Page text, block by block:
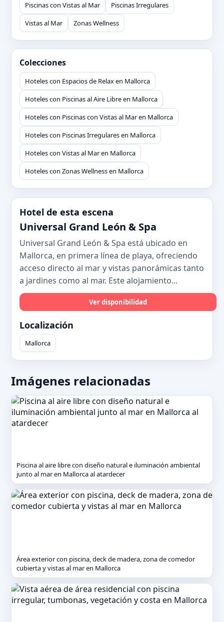
Piscinas con Vistas al Mar
Piscinas Irregulares
Vistas al Mar
Zonas Wellness
Colecciones
Hoteles con Espacios de Relax en Mallorca
Hoteles con Piscinas al Aire Libre en Mallorca
Hoteles con Piscinas con Vistas al Mar en Mallorca
Hoteles con Piscinas Irregulares en Mallorca
Hoteles con Vistas al Mar en Mallorca
Hoteles con Zonas Wellness en Mallorca
Hotel de esta escena
Universal Grand León & Spa
Universal Grand León & Spa está ubicado en
Mallorca, en primera línea de playa, ofreciendo
acceso directo al mar y vistas panorámicas tanto
a jardines como al mar. Este alojamiento...
Ver disponibilidad
Localización
Mallorca
Imágenes relacionadas
Piscina al aire libre con diseño natural e iluminación ambiental
junto al mar en Mallorca al atardecer
Área exterior con piscina, deck de madera, zona de comedor
cubierta y vistas al mar en Mallorca